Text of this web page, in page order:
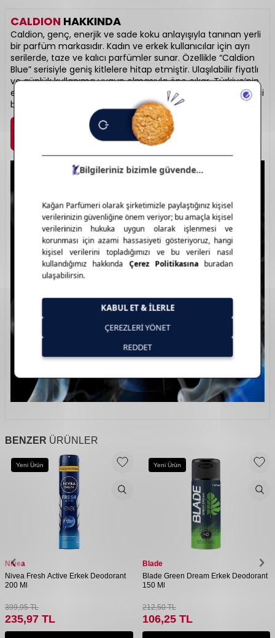
CALDION HAKKINDA
Caldion, genç, enerjik ve sade koku anlayışıyla tanınan yerli
bir parfüm markasıdır. Kadın ve erkek kullanıcılar için ayrı
serilerde, taze ve kalıcı parfümler sunar. Özellikle “Caldion
Blue” serisiyle geniş kitlelere hitap etmiştir. Ulaşılabilir fiyatlı
ve günlük kullanıma uygun olmasıyla öne çıkar. Türkiye’nin
en bilinen parfüm markalarından biridir. Sade ama etkileyici
bir imza kokusu arayanlara: Caldion.
Marka Detayı
BENZER ÜRÜNLER
Yeni Ürün
Nivea
Nivea Fresh Active Erkek Deodorant
200 Ml
399,95TL
235,97 TL
Yeni Ürün
Blade
Blade Green Dream Erkek Deodorant
150 Ml
212,50TL
106,25TL